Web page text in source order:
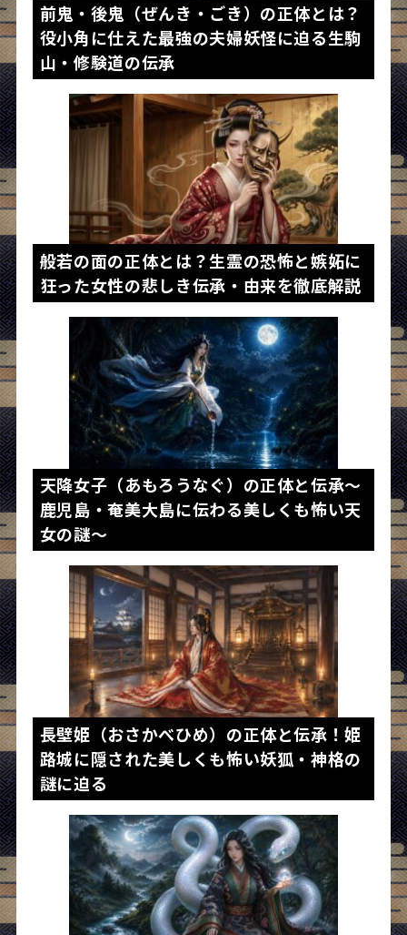
前鬼・後鬼（ぜんき・ごき）の正体とは？
役小角に仕えた最強の夫婦妖怪に迫る生駒
山・修験道の伝承
般若の面の正体とは？生霊の恐怖と嫉妬に
狂った女性の悲しき伝承・由来を徹底解説
天降女子（あもろうなぐ）の正体と伝承～
鹿児島・奄美大島に伝わる美しくも怖い天
女の謎～
長壁姫（おさかべひめ）の正体と伝承！姫
路城に隠された美しくも怖い妖狐・神格の
謎に迫る